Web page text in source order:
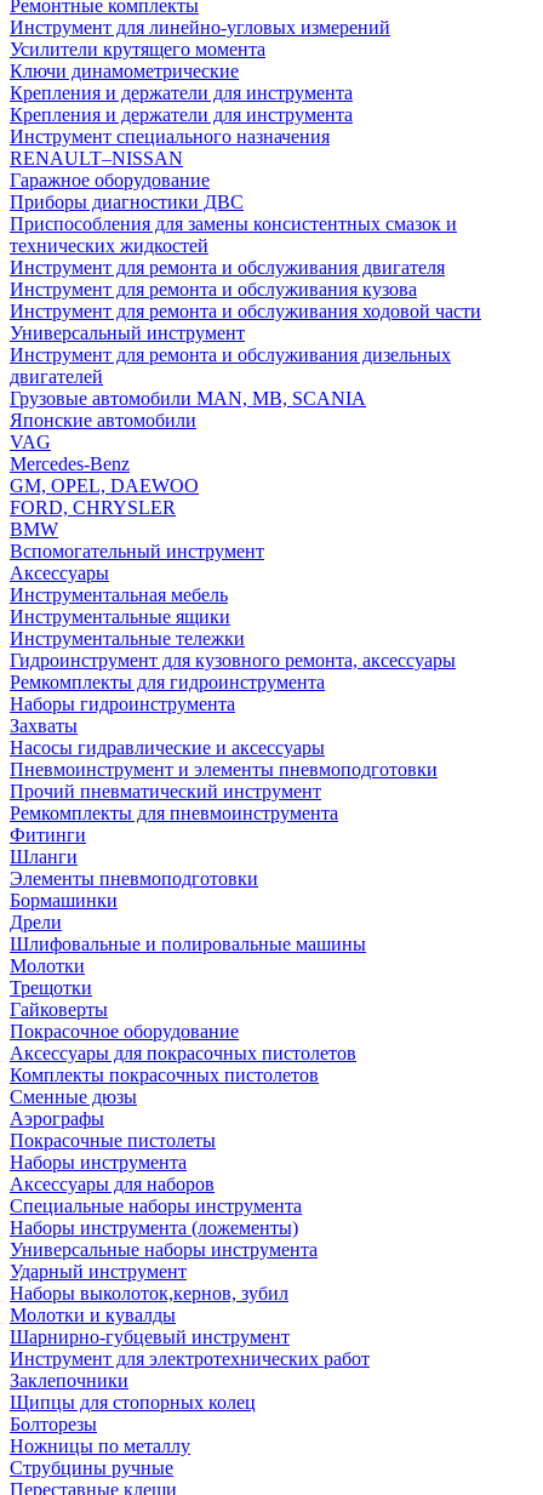
Ремонтные комплекты
Инструмент для линейно-угловых измерений
Усилители крутящего момента
Ключи динамометрические
Крепления и держатели для инструмента
Крепления и держатели для инструмента
Инструмент специального назначения
RENAULT–NISSAN
Гаражное оборудование
Приборы диагностики ДВС
Приспособления для замены консистентных смазок и
технических жидкостей
Инструмент для ремонта и обслуживания двигателя
Инструмент для ремонта и обслуживания кузова
Инструмент для ремонта и обслуживания ходовой части
Универсальный инструмент
Инструмент для ремонта и обслуживания дизельных
двигателей
Грузовые автомобили MAN, MB, SCANIA
Японские автомобили
VAG
Mercedes-Benz
GM, OPEL, DAEWOO
FORD, CHRYSLER
BMW
Вспомогательный инструмент
Аксессуары
Инструментальная мебель
Инструментальные ящики
Инструментальные тележки
Гидроинструмент для кузовного ремонта, аксессуары
Ремкомплекты для гидроинструмента
Наборы гидроинструмента
Захваты
Насосы гидравлические и аксессуары
Пневмоинструмент и элементы пневмоподготовки
Прочий пневматический инструмент
Ремкомплекты для пневмоинструмента
Фитинги
Шланги
Элементы пневмоподготовки
Бормашинки
Дрели
Шлифовальные и полировальные машины
Молотки
Трещотки
Гайковерты
Покрасочное оборудование
Аксессуары для покрасочных пистолетов
Комплекты покрасочных пистолетов
Сменные дюзы
Аэрографы
Покрасочные пистолеты
Наборы инструмента
Аксессуары для наборов
Специальные наборы инструмента
Наборы инструмента (ложементы)
Универсальные наборы инструмента
Ударный инструмент
Наборы выколоток,кернов, зубил
Молотки и кувалды
Шарнирно-губцевый инструмент
Инструмент для электротехнических работ
Заклепочники
Щипцы для стопорных колец
Болторезы
Ножницы по металлу
Струбцины ручные
Переставные клещи